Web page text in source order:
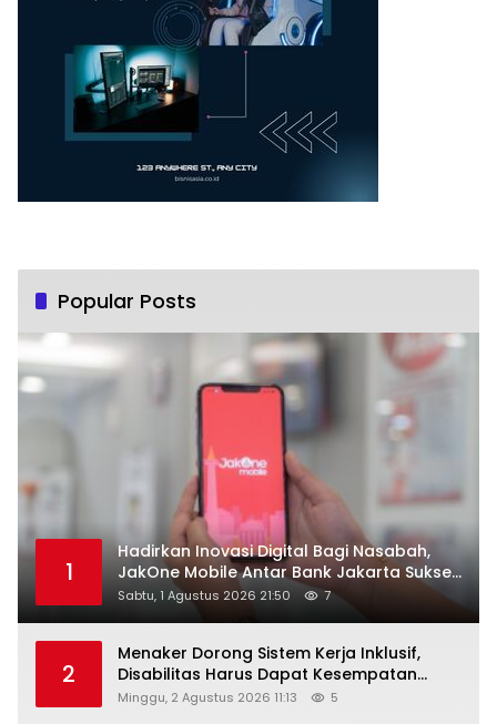
Popular Posts
1
Hadirkan Inovasi Digital Bagi Nasabah,
JakOne Mobile Antar Bank Jakarta Sukses
Raih Digital Excellence Awards 2026
Sabtu, 1 Agustus 2026 21:50 7
2
Menaker Dorong Sistem Kerja Inklusif,
Disabilitas Harus Dapat Kesempatan
Setara
Minggu, 2 Agustus 2026 11:13 5